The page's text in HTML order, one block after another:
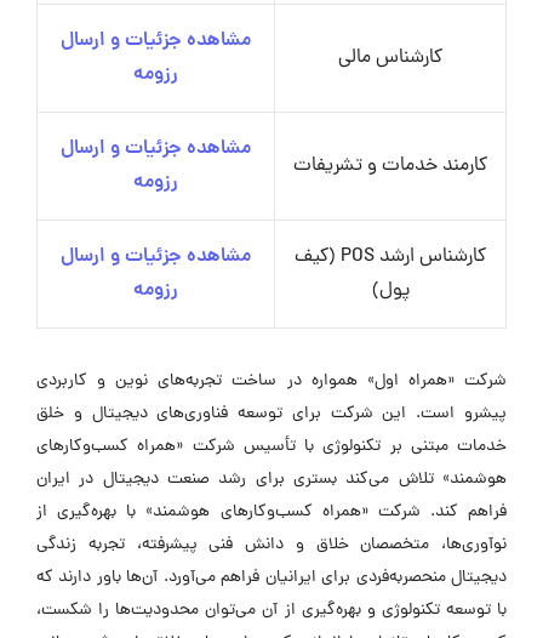
کارشناس مالی
مشاهده جزئیات و ارسال
رزومه
کارمند خدمات و تشریفات
مشاهده جزئیات و ارسال
رزومه
کارشناس ارشد POS (کیف
پول)
مشاهده جزئیات و ارسال
رزومه
شرکت «همراه اول» همواره در ساخت تجربه‌های نوین و کاربردی
پیشرو است. این شرکت برای توسعه فناوری‌های دیجیتال و خلق
خدمات مبتنی بر تکنولوژی با تأسیس شرکت «همراه کسب‌وکارهای
هوشمند» تلاش می‌کند بستری برای رشد صنعت دیجیتال در ایران
فراهم کند. شرکت «همراه کسب‌وکارهای هوشمند» با بهره‌گیری از
نوآوری‌ها، متخصصان خلاق و دانش فنی پیشرفته، تجربه زندگی
دیجیتال منحصربه‌فردی برای ایرانیان فراهم می‌آورد. آن‌ها باور دارند که
با توسعه تکنولوژی و بهره‌گیری از آن می‌توان محدودیت‌ها را شکست،